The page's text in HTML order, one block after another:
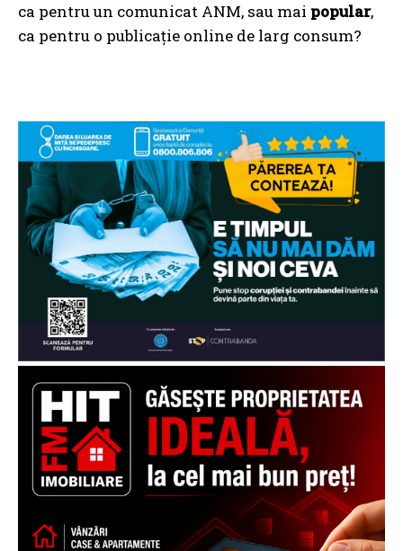
ca pentru un comunicat ANM, sau mai popular,
ca pentru o publicație online de larg consum?